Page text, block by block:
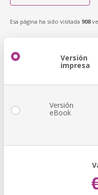
Esa página ha sido visitada 908
Versión
impresa
Versión
eBook